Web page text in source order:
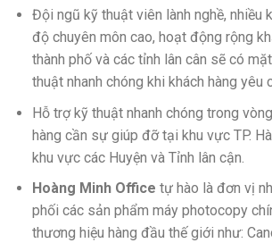
Đội ngũ kỹ thuật viên lành nghề, nhiều
độ chuyên môn cao, hoạt động rộng
thành phố và các tỉnh lân cân sẽ có
thuật nhanh chóng khi khách hàng yêu
Hỗ trợ kỹ thuật nhanh chóng trong
hàng cần sự giúp đỡ tại khu vực TP.
khu vực các Huyện và Tỉnh lân cận.
Hoàng Minh Office tự hào là đơn vị
phối các sản phẩm máy photocopy
thương hiệu hàng đầu thế giới như: